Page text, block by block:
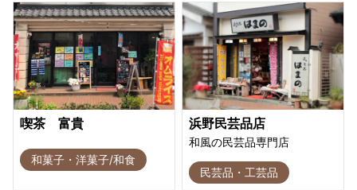
喫茶 富貴
和菓子・洋菓子/和食
浜野民芸品店
和風の民芸品専門店
民芸品・工芸品